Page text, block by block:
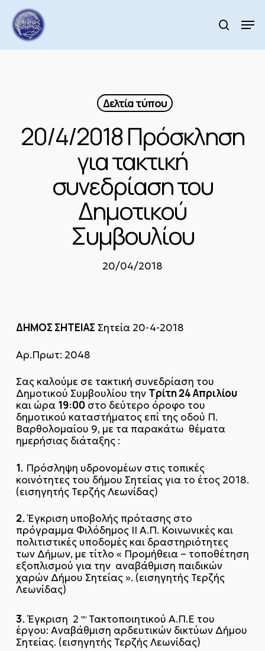
main
content
search
Δελτία τύπου
20/4/2018 Πρόσκληση
για τακτική
συνεδρίαση του
Δημοτικού
Συμβουλίου
20/04/2018
ΔΗΜΟΣ ΣΗΤΕΙΑΣ Σητεία 20-4-2018
Αρ.Πρωτ: 2048
Σας καλούμε σε τακτική συνεδρίαση του
Δημοτικού Συμβουλίου την Τρίτη 24 Απριλίου
και ώρα 19:00 στο δεύτερο όροφο του
δημοτικού καταστήματος επί της οδού Π.
Βαρθολομαίου 9, με τα παρακάτω θέματα
ημερήσιας διάταξης :
1. Πρόσληψη υδρονομέων στις τοπικές
κοινότητες του δήμου Σητείας για το έτος 2018.
(εισηγητής Τερζής Λεωνίδας)
2.Έγκριση υποβολής πρότασης στο
πρόγραμμα Φιλόδημος ΙΙ Α.Π. Κοινωνικές και
πολιτιστικές υποδομές και δραστηριότητες
των Δήμων, με τίτλο « Προμήθεια – τοποθέτηση
εξοπλισμού για την αναβάθμιση παιδικών
χαρών Δήμου Σητείας ». (εισηγητής Τερζής
Λεωνίδας)
3.Έγκριση 2 ουΤακτοποιητικού Α.Π.Ε του
έργου: Αναβάθμιση αρδευτικών δικτύων Δήμου
Σητείας. (εισηγητής Τερζής Λεωνίδας)
Menu